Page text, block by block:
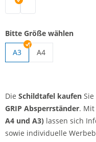
Schildtafel | schwarz
Schildtafel | silber
Bitte Größe wählen
A3
A4
Die Schildtafel kaufen Sie
GRIP Absperrständer.
A4 und A3) lassen sich
sowie individuelle